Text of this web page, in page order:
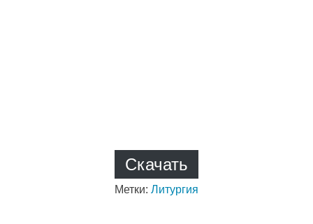
Скачать
Метки: Литургия